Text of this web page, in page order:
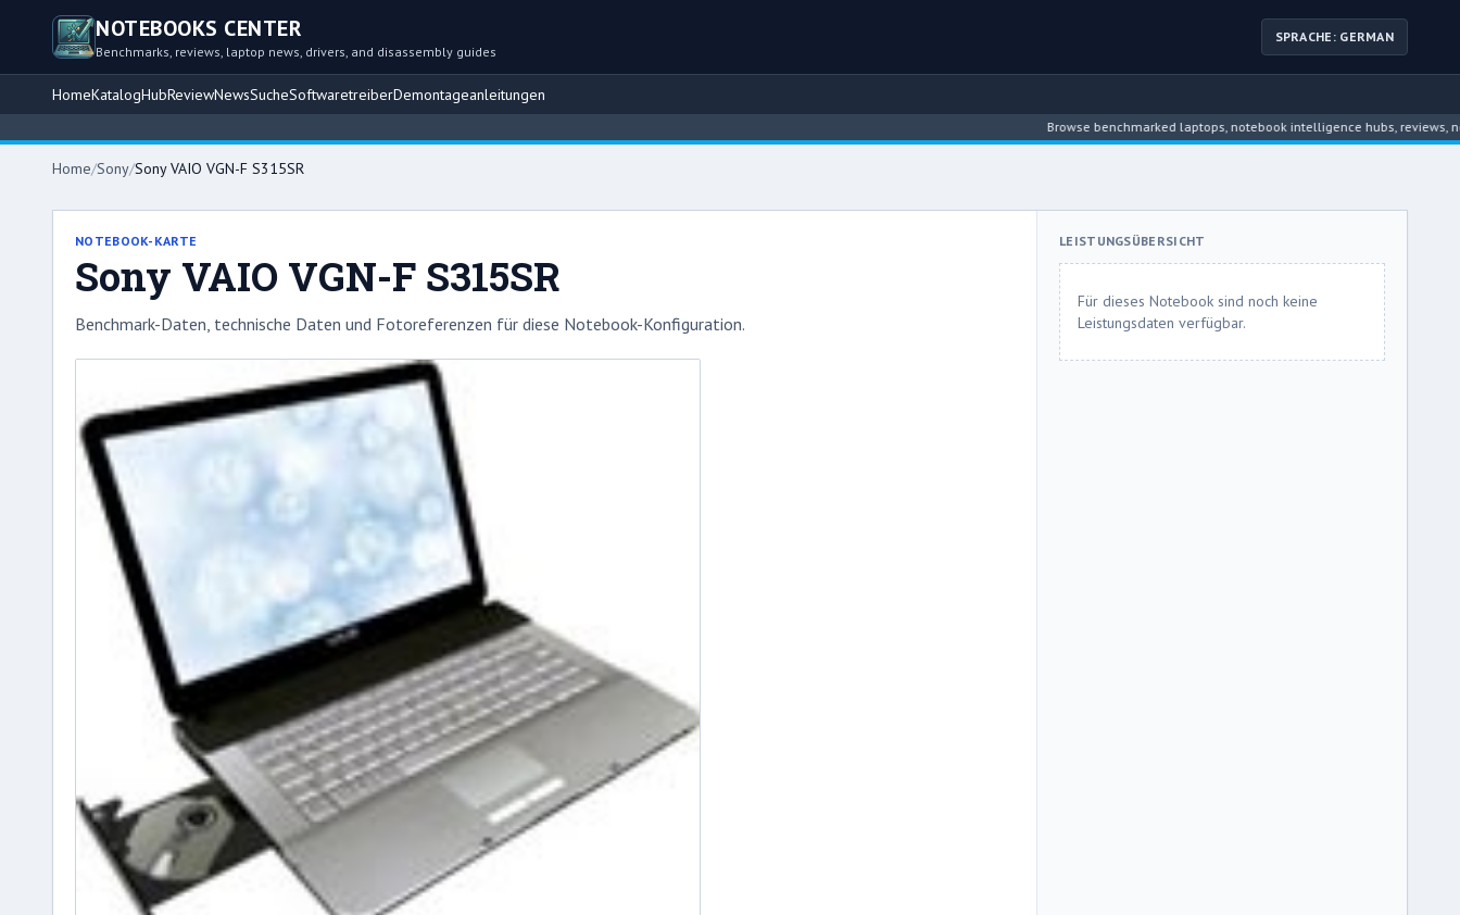
NOTEBOOKS CENTER
Benchmarks, reviews, laptop news, drivers, and disassembly guides
SPRACHE: GERMAN
HomeKatalogHubReviewNewsSucheSoftwaretreiberDemontageanleitungen
Browse benchmarked laptops, notebook intelligence hubs, reviews, news,
Home/Sony/Sony VAIO VGN-F S315SR
NOTEBOOK-KARTE
Sony VAIO VGN-F S315SR
Benchmark-Daten, technische Daten und Fotoreferenzen für diese Notebook-Konfiguration.
LEISTUNGSÜBERSICHT
Für dieses Notebook sind noch keine
Leistungsdaten verfügbar.